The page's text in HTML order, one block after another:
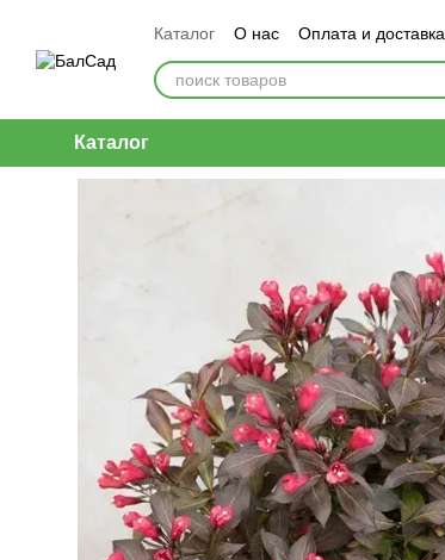
Каталог О нас Оплата и доставка
Каталог